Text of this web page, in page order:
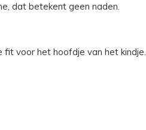
dat betekent geen naden.
voor het hoofdje van het kindje.